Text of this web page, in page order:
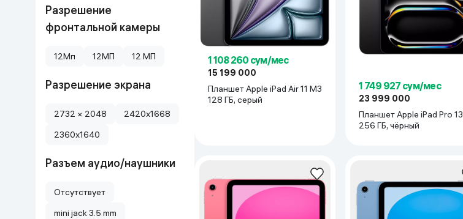
Разрешение
фронтальной камеры
12Мп 12МП 12 МП
Разрешение экрана
2732 × 2048
2420x1668
2360x1640
Разъем аудио/наушники
Отсутствует
mini jack 3.5 mm
1 108 260 сум/мес
15 199 000
Планшет Apple iPad Air 11 M3
128 ГБ, серый
1 749 927 сум/мес
23 999 000
Планшет Apple iPad Pro 13
256 ГБ, чёрный